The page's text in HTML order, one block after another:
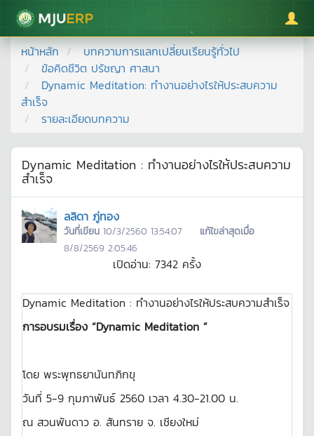
มหาวิทยาลัยแม่โจ้
หน้าหลัก
บทความการแลกเปลี่ยนเรียนรู้ทั่วไป
ข้อคิดชีวิต ปรัชญา ศาสนา
Dynamic Meditation: ทำงานอย่างไรให้ประสบความ
สำเร็จ
รายละเอียดบทความ
Dynamic Meditation : ทำงานอย่างไรให้ประสบความ
สำเร็จ
ลลิดา ภู่ทอง
วันที่เขียน 10/3/2560 13:54:07
แก้ไขล่าสุดเมื่อ
8/8/2569 2:05:46
เปิดอ่าน: 7342 ครั้ง
Dynamic Meditation : ทำงานอย่างไรให้ประสบความสำเร็จ
การอบรมเรื่อง “Dynamic Meditation ”
โดย พระพุทธยานันทภิกขุ
วันที่ 5-9 กุมภาพันธ์ 2560 เวลา 4.30-21.00 น.
ณ สวนพันดาว อ. สันทราย จ. เชียงใหม่